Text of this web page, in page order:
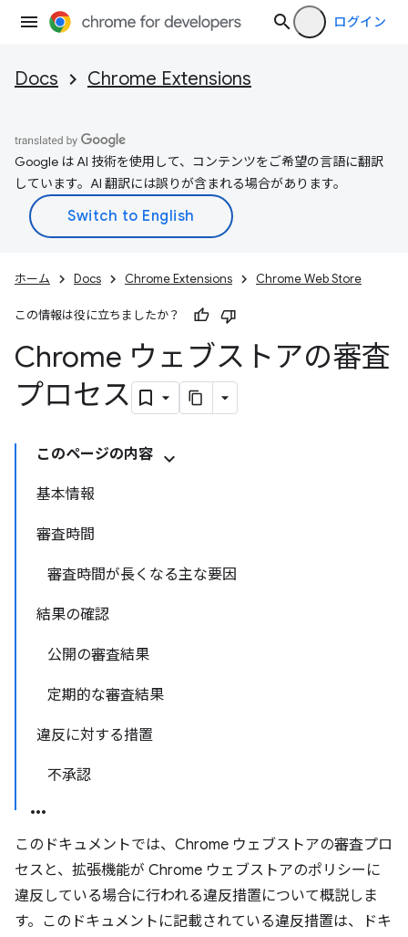
ログイン
Docs Chrome Extensions
Google は AI 技術を使用して、コンテンツをご希望の言語に翻訳
しています。AI 翻訳には誤りが含まれる場合があります。
ホーム Docs Chrome Extensions Chrome Web Store
この情報は役に立ちましたか？
Chrome ウェブストアの審査
プロセス
このページの内容
基本情報
審査時間
審査時間が長くなる主な要因
結果の確認
公開の審査結果
定期的な審査結果
違反に対する措置
不承認
このドキュメントでは、Chrome ウェブストアの審査プロ
セスと、拡張機能が Chrome ウェブストアのポリシーに
違反している場合に行われる違反措置について概説しま
す。このドキュメントに記載されている違反措置は、ドキ